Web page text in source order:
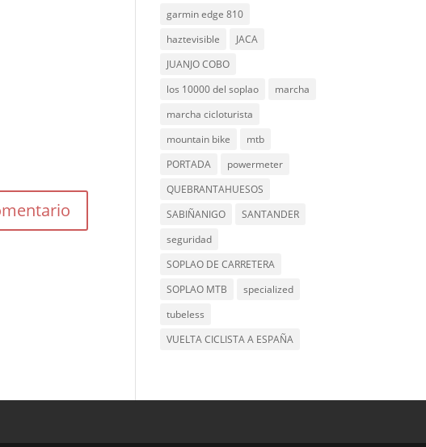
garmin edge 810
haztevisible
JACA
JUANJO COBO
los 10000 del soplao
marcha
marcha cicloturista
mountain bike
mtb
PORTADA
powermeter
QUEBRANTAHUESOS
SABIÑANIGO
SANTANDER
seguridad
SOPLAO DE CARRETERA
SOPLAO MTB
specialized
tubeless
VUELTA CICLISTA A ESPAÑA